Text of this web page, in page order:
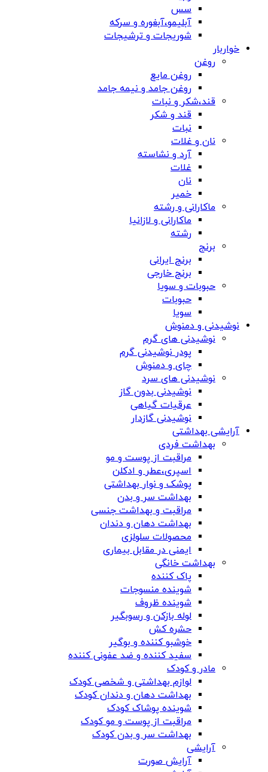
سس
آبلیمو،آبغوره و سرکه
شوریجات و ترشیجات
خواربار
روغن
روغن مایع
روغن جامد و نیمه جامد
قند،شکر و نبات
قند و شکر
نبات
نان و غلات
آرد و نشاسته
غلات
نان
خمیر
ماکارانی و رشته
ماکارانی و لازانیا
رشته
برنج
برنج ایرانی
برنج خارجی
حبوبات و سویا
حبوبات
سویا
نوشیدنی و دمنوش
نوشیدنی های گرم
پودر نوشیدنی گرم
چای و دمنوش
نوشیدنی های سرد
نوشیدنی بدون گاز
عرقیات گیاهی
نوشیدنی گازدار
آرایشی بهداشتی
بهداشت فردی
مراقبت از پوست و مو
اسپری،عطر و ادکلن
پوشک و نوار بهداشتی
بهداشت سر و بدن
مراقبت و بهداشت جنسی
بهداشت دهان و دندان
محصولات سلولزی
ایمنی در مقابل بیماری
بهداشت خانگی
پاک کننده
شوینده منسوجات
شوینده ظروف
لوله بازکن و رسوبگیر
حشره کش
خوشبو کننده و بوگیر
سفید کننده و ضد عفونی کننده
مادر و کودک
لوازم بهداشتی و شخصی کودک
بهداشت دهان و دندان کودک
شوینده پوشاک کودک
مراقبت از پوست و مو کودک
بهداشت سر و بدن کودک
آرایشی
آرایش صورت